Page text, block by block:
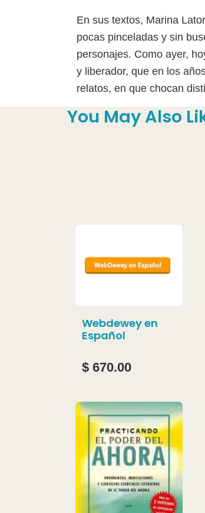
En sus textos, Marina
pocas pinceladas y sin
personajes. Como ayer,
y liberador, que en los
relatos, en que chocan
You May Also
Webdewey en
Español
$ 670.00